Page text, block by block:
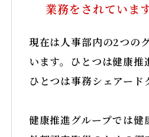
業務をされています
現在は人事部内の2つの
います。ひとつは健康推
ひとつは事務シェアード
健康推進グループでは健